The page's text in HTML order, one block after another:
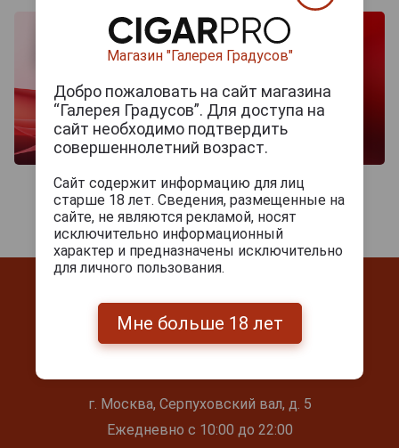
г. Москва, Серпуховский вал, д. 5
Ежедневно с 10:00 до 22:00
Магазин "Галерея Градусов"
Добро пожаловать на сайт магазина
“Галерея Градусов”. Для доступа на
сайт необходимо подтвердить
совершеннолетний возраст.
Сайт содержит информацию для лиц
старше 18 лет. Сведения, размещенные на
сайте, не являются рекламой, носят
исключительно информационный
характер и предназначены исключительно
для личного пользования.
Мне больше 18 лет